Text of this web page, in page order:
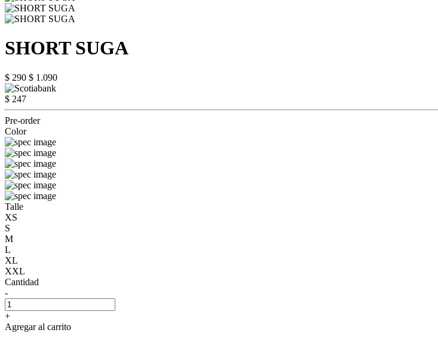
SHORT SUGA
$ 290 $ 1.090
$ 247
Pre-order
Color
Talle
XS
S
M
L
XL
XXL
Cantidad
-
+
Agregar al carrito